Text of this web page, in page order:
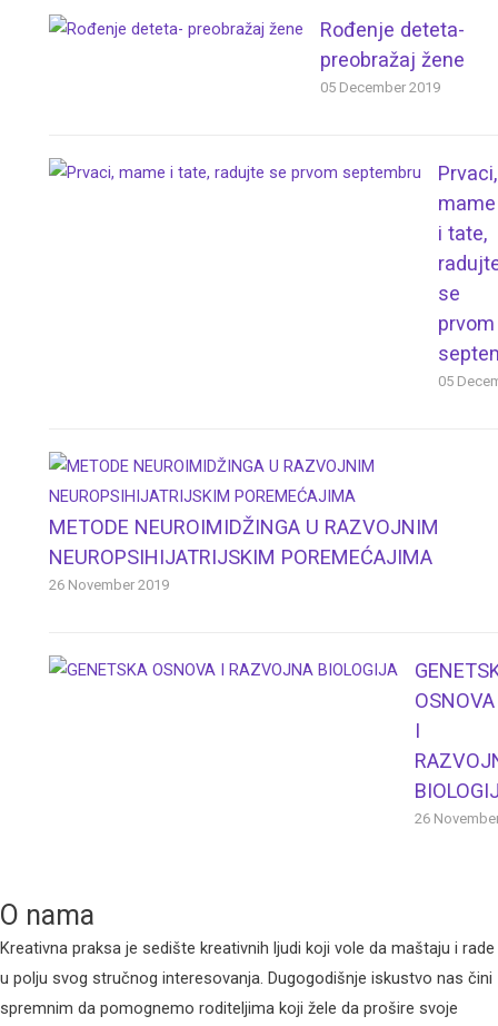
Rođenje deteta-
preobražaj žene
05 December 2019
Prvaci,
mame
i tate,
se
prvom
05
METODE NEUROIMIDŽINGA U RAZVOJNIM
NEUROPSIHIJATRIJSKIM POREMEĆAJIMA
26 November 2019
OSNOVA
I
26
O nama
Kreativna praksa je sedište kreativnih ljudi koji vole da maštaju i rade
u polju svog stručnog interesovanja. Dugogodišnje iskustvo nas čini
spremnim da pomognemo roditeljima koji žele da prošire svoje